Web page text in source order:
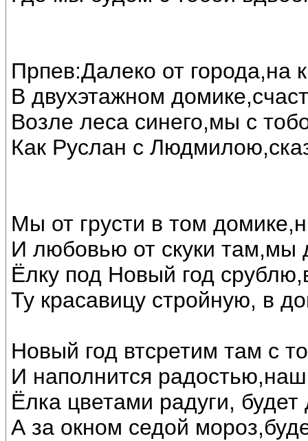
Прпев:Далеко от города,на
В двухэтажном
Возле леса синего,мы с
Как Руслан с
Мы от грусти в том
И любовью от скуки там,мы
Ёлку под Новый год
Ту красавицу стройную, в
Новый год втсретим там с
И наполнится
Ёлка цветами радуги,
А за окном седой